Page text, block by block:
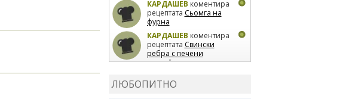
КАРДАШЕВ коментира
рецептата Сьомга на
фурна
КАРДАШЕВ коментира
рецептата Свински
ребра с печени
картофи
лимон
ЛЮБОПИТНО